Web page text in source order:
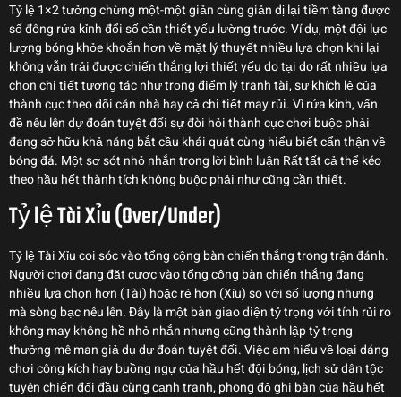
Tỷ lệ 1×2 tưởng chừng một-một giản cùng giản dị lại tiềm tàng được
số đông rứa kỉnh đổi số cần thiết yếu lường trước. Ví dụ, một đội lực
lượng bóng khỏe khoắn hơn về mặt lý thuyết nhiều lựa chọn khi lại
không vẫn trải được chiến thắng lợi thiết yếu do tại do rất nhiều lựa
chọn chi tiết tương tác như trọng điểm lý tranh tài, sự khích lệ của
thành cục theo dõi căn nhà hay cả chi tiết may rủi. Vì rứa kỉnh, vấn
đề nêu lên dự đoán tuyệt đối sự đòi hỏi thành cục chơi buộc phải
đang sở hữu khả năng bắt cầu khái quát cùng hiểu biết cẩn thận về
bóng đá. Một sơ sót nhỏ nhắn trong lời bình luận Rất tất cả thể kéo
theo hầu hết thành tích không buộc phải như cũng cần thiết.
Tỷ lệ Tài Xỉu (Over/Under)
Tỷ lệ Tài Xỉu coi sóc vào tổng cộng bàn chiến thắng trong trận đánh.
Người chơi đang đặt cược vào tổng cộng bàn chiến thắng đang
nhiều lựa chọn hơn (Tài) hoặc rẻ hơn (Xỉu) so với số lượng nhưng
mà sòng bạc nêu lên. Đây là một bàn giao diện tỷ trọng với tính rủi ro
không may không hề nhỏ nhắn nhưng cũng thành lập tỷ trọng
thưởng mê man giả dụ dự đoán tuyệt đối. Việc am hiểu về loại dáng
chơi công kích hay buồng ngự của hầu hết đội bóng, lịch sử dân tộc
tuyên chiến đối đầu cùng cạnh tranh, phong độ ghi bàn của hầu hết